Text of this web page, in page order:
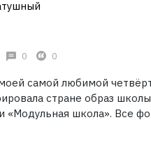
0 0
самой любимой
стране образ
«Модульная школа». Все